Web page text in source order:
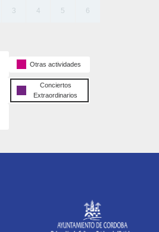
3 4 5 6
Otras actividades
Conciertos
Extraordinarios